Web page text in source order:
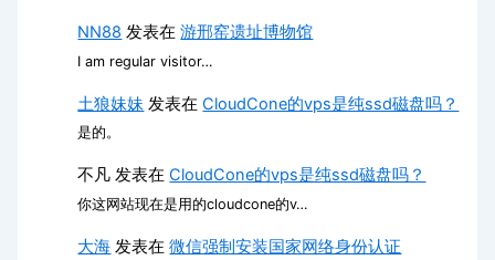
NN88 发表在游邢窑遗址博物馆
I am regular visitor…
土狼妹妹 发表在CloudCone的vps是纯ssd磁盘吗？
是的。
不凡 发表在CloudCone的vps是纯ssd磁盘吗？
你这网站现在是用的cloudcone的v…
大海 发表在微信强制安装国家网络身份认证